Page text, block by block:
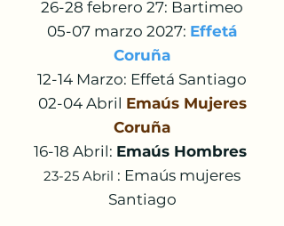
26-28 febrero 27: Bartimeo
05-07 marzo 2027: Effetá
Coruña
12-14 Marzo: Effetá Santiago
02-04 Abril Emaús Mujeres
Coruña
16-18 Abril: Emaús Hombres
23-25 Abril : Emaús mujeres
Santiago